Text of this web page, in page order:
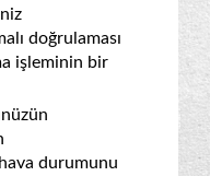
doğrulaması
işleminin bir
hava durumunu